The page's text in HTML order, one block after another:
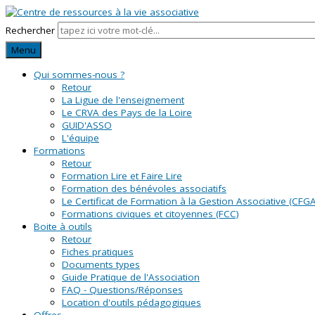
Rechercher
Menu
Qui sommes-nous ?
Retour
La Ligue de l'enseignement
Le CRVA des Pays de la Loire
GUID'ASSO
L'équipe
Formations
Retour
Formation Lire et Faire Lire
Formation des bénévoles associatifs
Le Certificat de Formation à la Gestion Associative
Formations civiques et citoyennes (FCC)
Boite à outils
Retour
Fiches pratiques
Documents types
Guide Pratique de l'Association
FAQ - Questions/Réponses
Location d'outils pédagogiques